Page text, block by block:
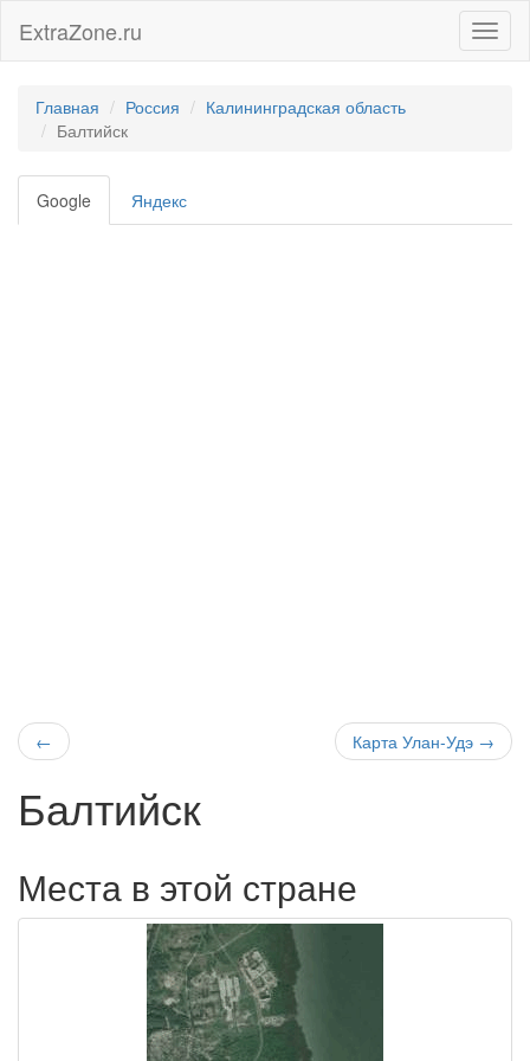
ExtraZone.ru
Главная Россия
Калининградская область
Балтийск
Google Яндекс
← Карта Улан-Удэ →
Балтийск
Места в этой стране